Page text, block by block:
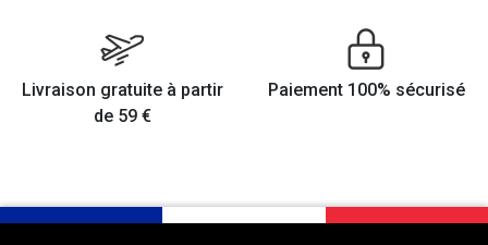
Livraison gratuite à partir
de 59 €
Paiement 100% sécurisé